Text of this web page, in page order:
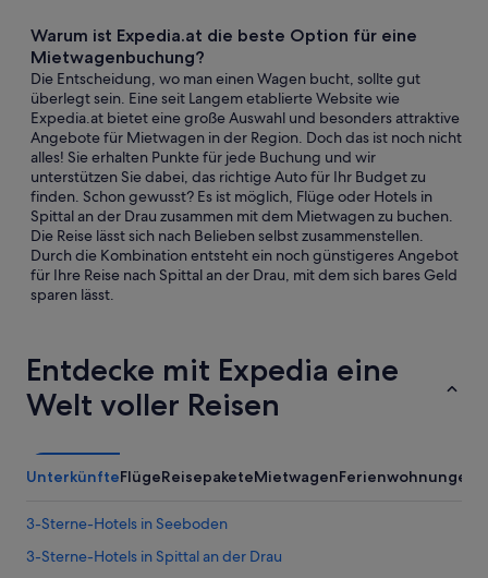
Warum ist Expedia.at die beste Option für eine
Mietwagenbuchung?
Die Entscheidung, wo man einen Wagen bucht, sollte gut
überlegt sein. Eine seit Langem etablierte Website wie
Expedia.at bietet eine große Auswahl und besonders attraktive
Angebote für Mietwagen in der Region. Doch das ist noch nicht
alles! Sie erhalten Punkte für jede Buchung und wir
unterstützen Sie dabei, das richtige Auto für Ihr Budget zu
finden. Schon gewusst? Es ist möglich, Flüge oder Hotels in
Spittal an der Drau zusammen mit dem Mietwagen zu buchen.
Die Reise lässt sich nach Belieben selbst zusammenstellen.
Durch die Kombination entsteht ein noch günstigeres Angebot
für Ihre Reise nach Spittal an der Drau, mit dem sich bares Geld
sparen lässt.
Entdecke mit Expedia eine
Welt voller Reisen
UnterkünfteFlügeReisepaketeMietwagenFerienwohnungen
3-Sterne-Hotels in Seeboden
3-Sterne-Hotels in Spittal an der Drau